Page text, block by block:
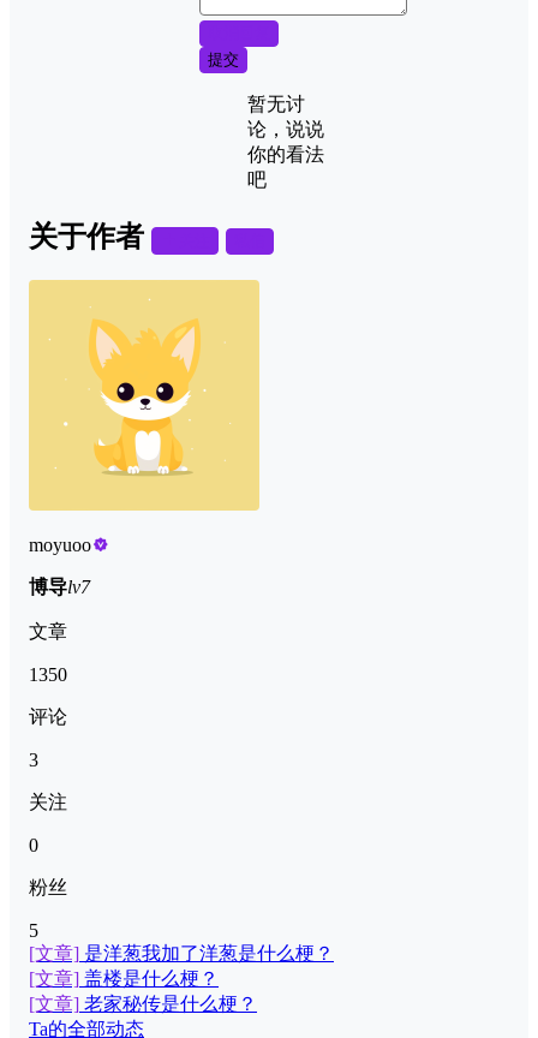
提交
暂无讨
论，说说
你的看法
吧
关于作者
moyuoo
博导lv7
文章
1350
评论
3
关注
0
粉丝
5
[文章] 是洋葱我加了洋葱是什么梗？
[文章] 盖楼是什么梗？
[文章] 老家秘传是什么梗？
Ta的全部动态